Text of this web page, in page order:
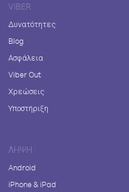
VIBER
Δυνατότητες
Blog
Ασφάλεια
Viber Out
Χρεώσεις
Υποστήριξη
ΛΉΨΗ
Android
iPhone & iPad